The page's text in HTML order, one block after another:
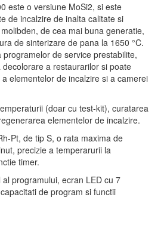
este o versiune MoSi2, si este
de incalzire de inalta calitate si
de cea mai buna generatie,
de sinterizare de pana la 1650 °C.
de service prestabilite,
a restaurarilor si poate
elementelor de incalzire si a camerei
(doar cu test-kit), curatarea
elementelor de incalzire.
Pt, de tip S, o rata maxima de
precizie a temperarurii la
timer.
programului, ecran LED cu 7
de program si functii